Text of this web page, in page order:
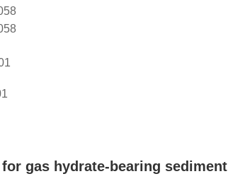
gas hydrate-bearing